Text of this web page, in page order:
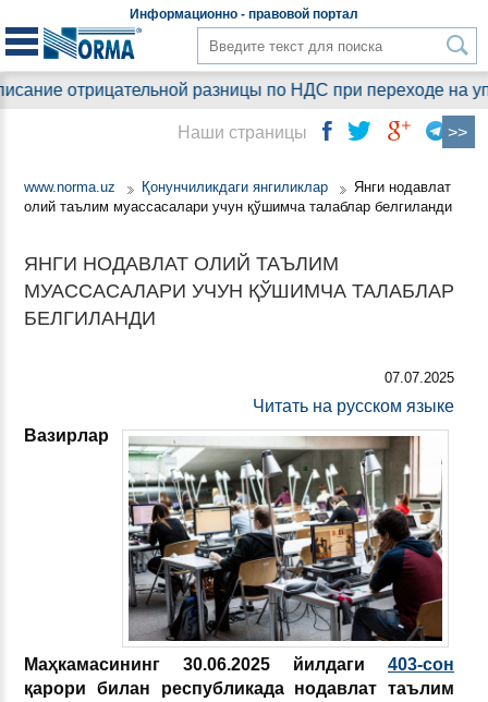
Информационно - правовой портал
отрицательной разницы по НДС при переходе на
www.norma.uz Қонунчиликдаги янгиликлар
Янги нодавлат
олий таълим муассасалари учун қўшимча талаблар белгиланди
ЯНГИ НОДАВЛАТ ОЛИЙ ТАЪЛИМ
МУАССАСАЛАРИ УЧУН ҚЎШИМЧА ТАЛАБЛАР
БЕЛГИЛАНДИ
07.07.2025
Читать на русском языке
Вазирлар
Маҳкамасининг30.06.2025 йилдаги403-сон
қарори билан республикада нодавлат таълим
Наши страницы